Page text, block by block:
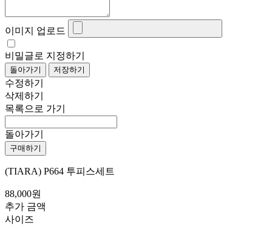
이미지 업로드
비밀글로 지정하기
돌아가기 저장하기
수정하기
삭제하기
목록으로 가기
돌아가기
구매하기
(TIARA) P664 투피스세트
88,000원
추가 금액
사이즈